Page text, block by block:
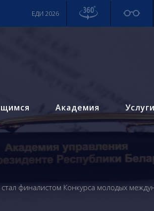
Академия Услуги
ЕДИ 2026
финалистом Конкурса молодых